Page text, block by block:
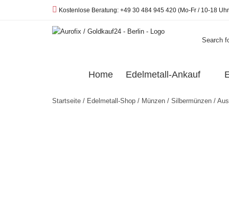
Telefon:
Kostenlose Beratung: +49 30 484 945 420 (Mo-Fr / 10-18
Search
Home Edelmetall-Ankauf
Startseite / Edelmetall-Shop / Münzen / Silbermünzen /